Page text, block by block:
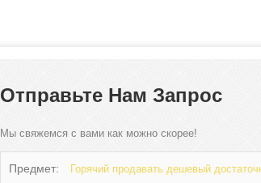
Отправьте Нам Запрос
Мы свяжемся с вами как можно скорее!
Предмет: Горячий продавать дешевый